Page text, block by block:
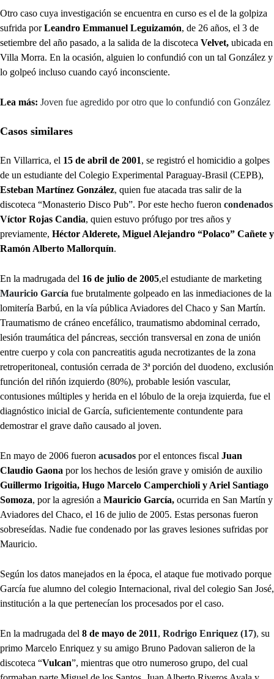
Otro caso cuya investigación se encuentra en curso es el de la golpiza
sufrida porLeandro Emmanuel Leguizamón, de 26 años, el 3 de
setiembre del año pasado, a la salida de la discoteca Velvet, ubicada en
Villa Morra. En la ocasión, alguien lo confundió con un tal González y
lo golpeó incluso cuando cayó inconsciente.
Lea más: Joven fue agredido por otro que lo confundió con González
Casos similares
En Villarrica, el 15 de abril de 2001, se registró el homicidio a golpes
de un estudiante del Colegio Experimental Paraguay-Brasil (CEPB),
Esteban Martínez González, quien fue atacada tras salir de la
discoteca “Monasterio Disco Pub”. Por este hecho fueron condenados
Víctor Rojas Candia, quien estuvo prófugo por tres años y
previamente, Héctor Alderete, Miguel Alejandro “Polaco” Cañete y
Ramón Alberto Mallorquín.
En la madrugada del 16 de julio de 2005,el estudiante de marketing
Mauricio García fue brutalmente golpeado en las inmediaciones de la
lomitería Barbú, en la vía pública Aviadores del Chaco y San Martín.
Traumatismo de cráneo encefálico, traumatismo abdominal cerrado,
lesión traumática del páncreas, sección transversal en zona de unión
entre cuerpo y cola con pancreatitis aguda necrotizantes de la zona
retroperitoneal, contusión cerrada de 3ª porción del duodeno, exclusión
función del riñón izquierdo (80%), probable lesión vascular,
contusiones múltiples y herida en el lóbulo de la oreja izquierda, fue el
diagnóstico inicial de García, suficientemente contundente para
demostrar el grave daño causado al joven.
En mayo de 2006 fueron acusados por el entonces fiscal Juan
Claudio Gaona por los hechos de lesión grave y omisión de auxilio
Guillermo Irigoitia, Hugo Marcelo Camperchioli y Ariel Santiago
Somoza, por la agresión a Mauricio García, ocurrida en San Martín y
Aviadores del Chaco, el 16 de julio de 2005. Estas personas fueron
sobreseídas. Nadie fue condenado por las graves lesiones sufridas por
Mauricio.
Según los datos manejados en la época, el ataque fue motivado porque
García fue alumno del colegio Internacional, rival del colegio San José,
institución a la que pertenecían los procesados por el caso.
En la madrugada del 8 de mayo de 2011, Rodrigo Enriquez (17), su
primo Marcelo Enriquez y su amigo Bruno Padovan salieron de la
discoteca “Vulcan”, mientras que otro numeroso grupo, del cual